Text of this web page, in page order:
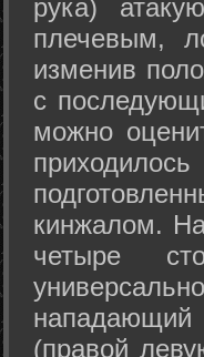
рука)
плечевым,
изменив
с
можно
кинжалом.
четыре
нападающий
(правой